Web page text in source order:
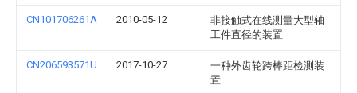
CN101706261A 2010-05-12
非接触式在线测量大型轴
工件直径的装置
CN206593571U 2017-10-27
一种外齿轮跨棒距检测装
置